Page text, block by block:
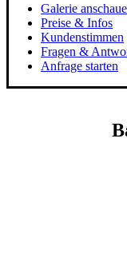
Galerie
Preise & Infos
Kundenstimmen
Fragen &
Anfrage starten